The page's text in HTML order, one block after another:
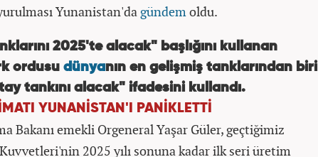
Yunanistan'da gündemoldu.
2025'te alacak" başlığını kullanan
ordusu dünyanın en gelişmiş tanklarından biri
tankını alacak" ifadesini kullandı.
YUNANİSTAN'I PANİKLETTİ
Bakanı emekli Orgeneral Yaşar Güler, geçtiğimiz
2025 yılı sonuna kadar ilk seri üretim